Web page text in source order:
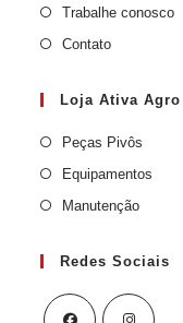
Trabalhe conosco
Contato
Loja Ativa Agro
Peças Pivôs
Equipamentos
Manutenção
Redes Sociais